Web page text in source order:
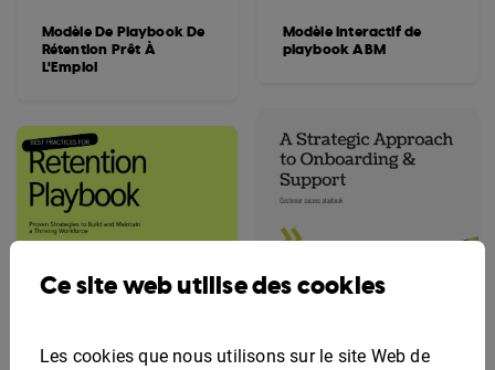
Modèle De Playbook De
Rétention Prêt À
L'Emploi
Modèle interactif de
playbook ABM
Ce site web utilise des cookies
Les cookies que nous utilisons sur le site Web de